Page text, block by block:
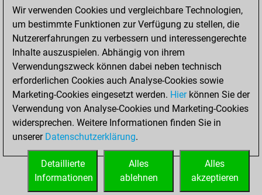
Matt auf vollem Brett
0
Bauer setzt Matt
0
Erstickte Matts
Unterverwandlungen
Türme auf der siebten
0
STARTSEITE
Wir verwenden Cookies und vergleichbare Technologien,
um bestimmte Funktionen zur Verfügung zu stellen, die
Nutzererfahrungen zu verbessern und interessengerechte
Inhalte auszuspielen. Abhängig von ihrem
Verwendungszweck können dabei neben technisch
erforderlichen Cookies auch Analyse-Cookies sowie
Marketing-Cookies eingesetzt werden. Hierkönnen Sie der
Verwendung von Analyse-Cookies und Marketing-Cookies
widersprechen. Weitere Informationen finden Sie in
unserer Datenschutzerklärung.
Alles
akzeptieren
Alles
ablehnen
Detaillierte
Informationen